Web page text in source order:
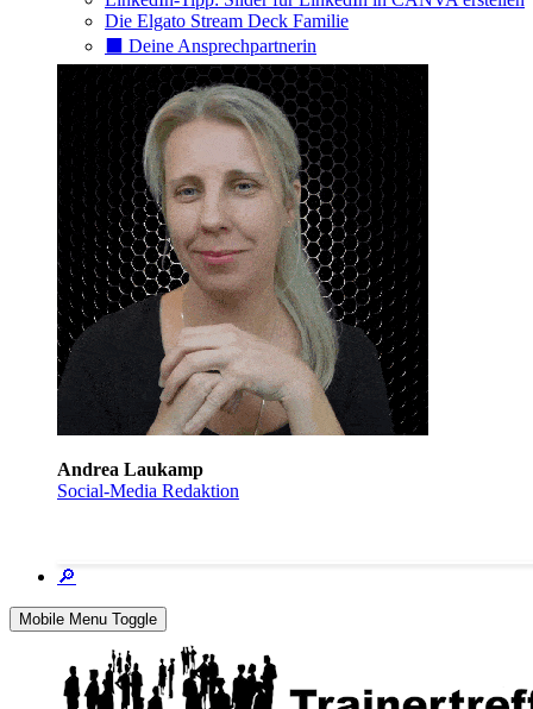
Die Elgato Stream Deck Familie
⬛️ Deine Ansprechpartnerin
Andrea Laukamp
Social-Media Redaktion
🔎
Mobile Menu Toggle